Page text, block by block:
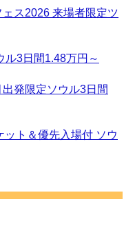
ス2026 来場者限定ツ
ル3日間1.48万円～
発限定ソウル3日間
ット＆優先入場付 ソウ